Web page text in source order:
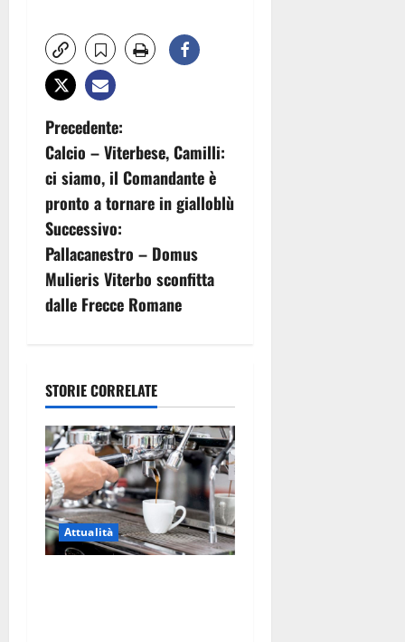
N
a
v
i
g
a
i
o
n
e
a
Precedente:
Calcio – Viterbese, Camilli:
ci siamo, il Comandante è
pronto a tornare in gialloblù
Successivo:
Pallacanestro – Domus
Mulieris Viterbo sconfitta
dalle Frecce Romane
STORIE CORRELATE
Attualità